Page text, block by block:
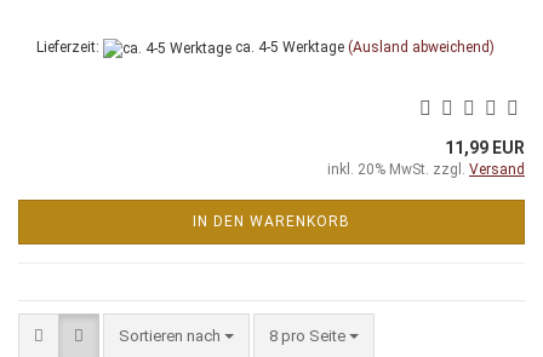
Lieferzeit: ca. 4-5 Werktage (Ausland abweichend)
11,99 EUR
inkl. 20% MwSt. zzgl. Versand
IN DEN WARENKORB
Sortieren nach
Sortieren nach 8 pro Seite
pro Seite